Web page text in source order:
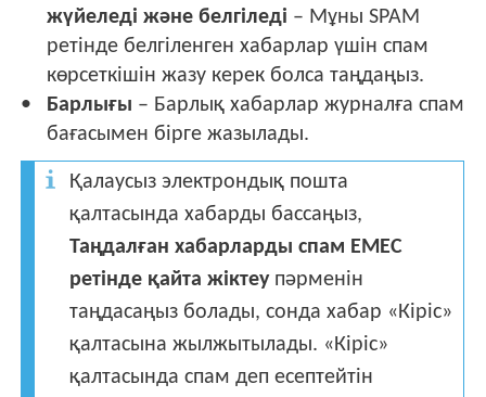
жүйеледі және белгіледі – Мұны SPAM
ретінде белгіленген хабарлар үшін спам
көрсеткішін жазу керек болса таңдаңыз.
Барлығы – Барлық хабарлар журналға спам
бағасымен бірге жазылады.
Қалаусыз электрондық пошта
қалтасында хабарды бассаңыз,
Таңдалған хабарларды спам ЕМЕС
ретінде қайта жіктеупәрменін
таңдасаңыз болады, сонда хабар «Кіріс»
қалтасына жылжытылады. «Кіріс»
қалтасында спам деп есептейтін